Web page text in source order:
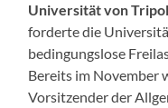
Universität von
forderte die
bedingungslose
Bereits im November
Vorsitzender der